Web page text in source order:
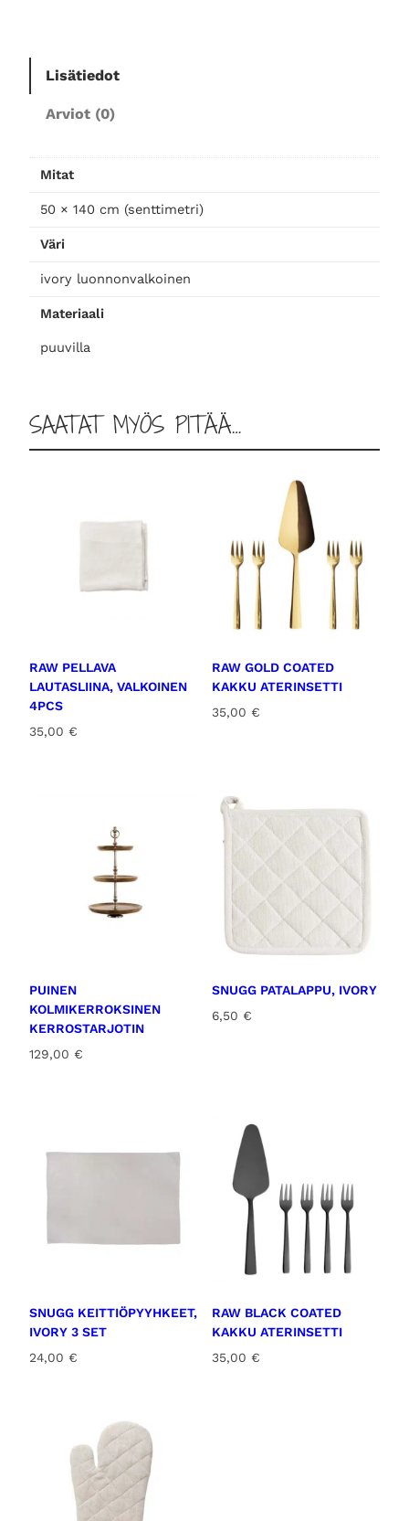
,
o
Lisätiedot
Arviot (0)
Mitat
50 × 140 cm (senttimetri)
Väri
ivory luonnonvalkoinen
Materiaali
puuvilla
SAATAT MYÖS PITÄÄ…
RAW PELLAVA
LAUTASLIINA, VALKOINEN
4PCS
35,00 €
RAW GOLD COATED
KAKKU ATERINSETTI
35,00 €
PUINEN
KOLMIKERROKSINEN
KERROSTARJOTIN
129,00 €
SNUGG PATALAPPU, IVORY
6,50 €
SNUGG KEITTIÖPYYHKEET,
IVORY 3 SET
24,00 €
RAW BLACK COATED
KAKKU ATERINSETTI
35,00 €